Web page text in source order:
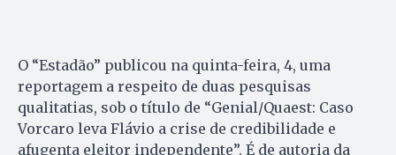
O “Estadão” publicou na quinta-feira, 4, uma
reportagem a respeito de duas pesquisas
qualitatias, sob o título de “Genial/Quaest: Caso
Vorcaro leva Flávio a crise de credibilidade e
afugenta eleitor independente”. É de autoria da